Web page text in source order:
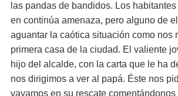
las pandas de bandidos. Los
en continúa amenaza, pero alguno de
aguantar la caótica situación como nos
primera casa de la ciudad. El valiente
hijo del alcalde, con la carta que le ha
nos dirigimos a ver al papá. Éste nos
vayamos en su rescate